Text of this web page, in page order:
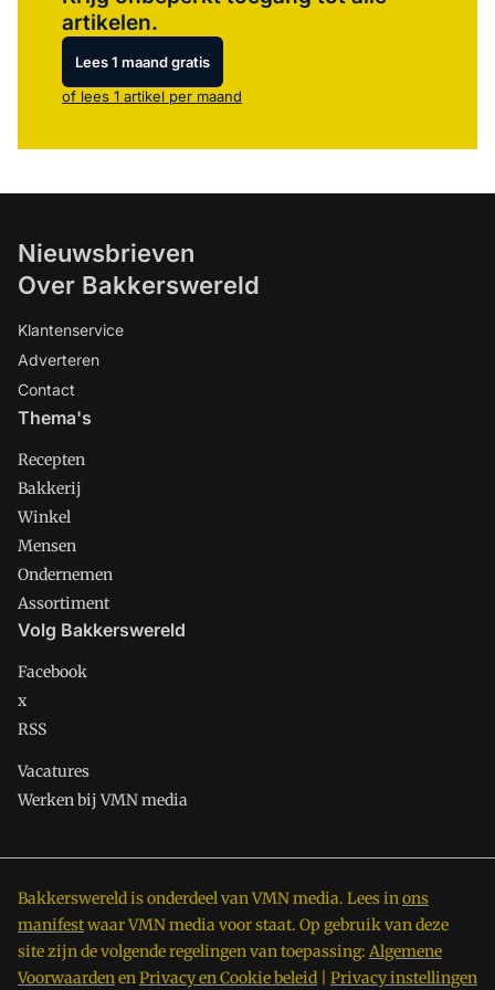
artikelen.
Lees 1 maand gratis
of lees 1 artikel per maand
Nieuwsbrieven
Over Bakkerswereld
Klantenservice
Adverteren
Contact
Thema's
Recepten
Bakkerij
Winkel
Mensen
Ondernemen
Assortiment
Volg Bakkerswereld
Facebook
x
RSS
Vacatures
Werken bij VMN media
Bakkerswereld is onderdeel van VMN media. Lees inons
manifestwaar VMN media voor staat. Op gebruik van deze
site zijn de volgende regelingen van toepassing: Algemene
VoorwaardenenPrivacy en Cookie beleid Privacy instellingen